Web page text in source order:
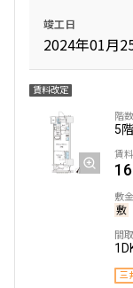
竣工日
2024年01月
賃料改定
5階
三